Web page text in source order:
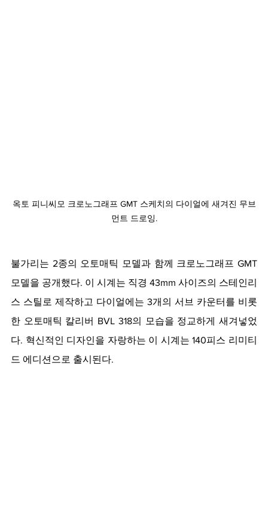
옥토 피니씨모 크로노그래프 GMT 스케치의 다이얼에 새겨진 무브
먼트 드로잉.
불가리는 2종의 오토매틱 모델과 함께 크로노그래프 GMT
모델을 공개했다. 이 시계는 직경 43mm 사이즈의 스테인리
스 스틸로 제작하고 다이얼에는 3개의 서브 카운터를 비롯
한 오토매틱 칼리버 BVL 318의 모습을 정교하게 새겨넣었
다. 혁신적인 디자인을 자랑하는 이 시계는 140피스 리미티
드 에디션으로 출시된다.